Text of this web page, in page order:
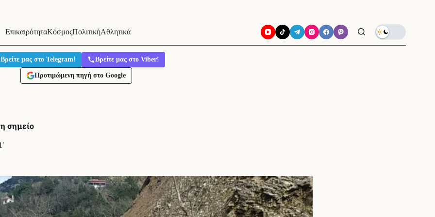
ΕπικαιρότηταΚόσμοςΠολιτικήΑθλητικά
Βρείτε μας στο Telegram! Βρείτε μας στο Viber!
Προτιμώμενη πηγή στο Google
σημείο